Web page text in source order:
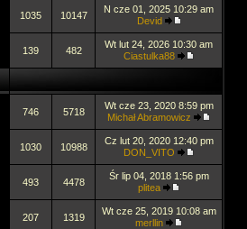
1035 10147
N cze 01, 2025 10:29 am
Devid
139 482
Wt lut 24, 2026 10:30 am
Ciastulka88
746 5718
Wt cze 23, 2020 8:59 pm
Michał Abramowicz
1030 10988
Cz lut 20, 2020 12:40 pm
DON_VITO
493 4478
Śr lip 04, 2018 1:56 pm
plitea
207 1319
Wt cze 25, 2019 10:08 am
merllin